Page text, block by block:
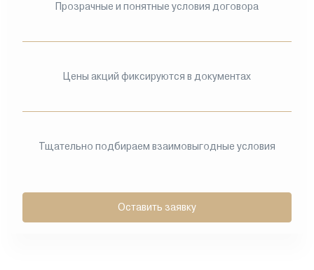
Прозрачные и понятные условия договора
Цены акций фиксируются в документах
Тщательно подбираем взаимовыгодные условия
Оставить заявку